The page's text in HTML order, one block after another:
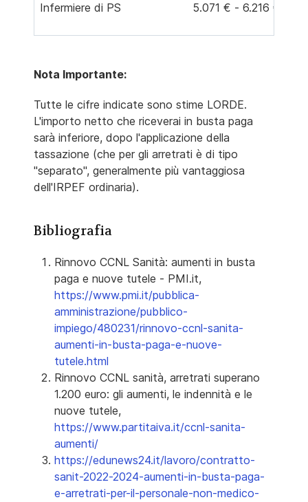
Infermiere di PS 5.071 € - 6.216 € 4
Nota Importante:
Tutte le cifre indicate sono stime LORDE.
L'importo netto che riceverai in busta paga
sarà inferiore, dopo l'applicazione della
tassazione (che per gli arretrati è di tipo
"separato", generalmente più vantaggiosa
dell'IRPEF ordinaria).
Bibliografia
Rinnovo CCNL Sanità: aumenti in busta
paga e nuove tutele - PMI.it,
https://www.pmi.it/pubblica-
amministrazione/pubblico-
impiego/480231/rinnovo-ccnl-sanita-
aumenti-in-busta-paga-e-nuove-
tutele.html
Rinnovo CCNL sanità, arretrati superano
1.200 euro: gli aumenti, le indennità e le
nuove tutele,
https://www.partitaiva.it/ccnl-sanita-
aumenti/
https://edunews24.it/lavoro/contratto-
sanit-2022-2024-aumenti-in-busta-paga-
e-arretrati-per-il-personale-non-medico-